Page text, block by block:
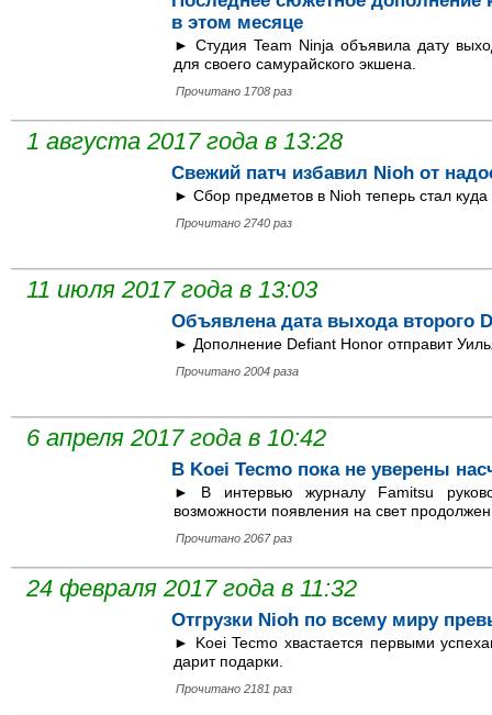
в этом месяце
► Студия Team Ninja объявила дату
для своего самурайского экшена.
Прочитано 1708 раз
1 августа 2017 года в 13:28
Свежий патч избавил Nioh от
► Сбор предметов в Nioh теперь стал
Прочитано 2740 раз
11 июля 2017 года в 13:03
Объявлена дата выхода второго
► Дополнение Defiant Honor отправит
Прочитано 2004 раза
6 апреля 2017 года в 10:42
В Koei Tecmo пока не уверены
► В интервью журналу Famitsu
возможности появления на свет
Прочитано 2067 раз
24 февраля 2017 года в 11:32
Отгрузки Nioh по всему миру
► Koei Tecmo хвастается первыми
дарит подарки.
Прочитано 2181 раз